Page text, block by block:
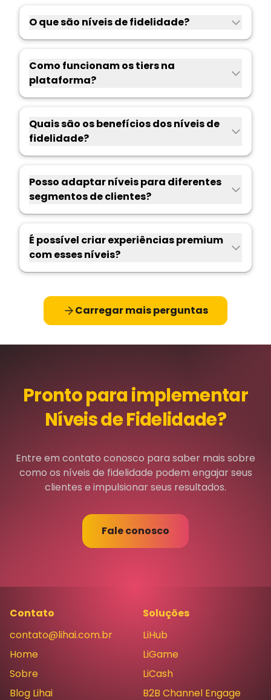
O que são níveis de fidelidade?
Como funcionam os tiers na
plataforma?
Quais são os benefícios dos níveis de
fidelidade?
Posso adaptar níveis para diferentes
segmentos de clientes?
É possível criar experiências premium
com esses níveis?
Carregar mais perguntas
Pronto para implementar
Níveis de Fidelidade?
Entre em contato conosco para saber mais sobre
como os níveis de fidelidade podem engajar seus
clientes e impulsionar seus resultados.
Fale conosco
Contato
contato@lihai.com.br
Home
Sobre
Blog Lihai
Soluções
LiHub
LiGame
LiCash
B2B Channel Engage